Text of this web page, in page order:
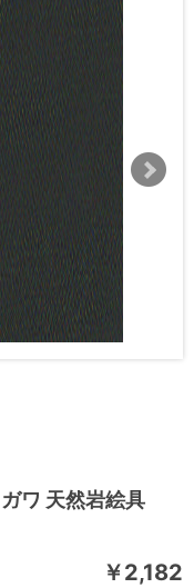
ワ 天然岩絵具
￥2,182